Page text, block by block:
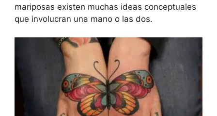
mariposas existen muchas ideas conceptuales
que involucran una mano o las dos.